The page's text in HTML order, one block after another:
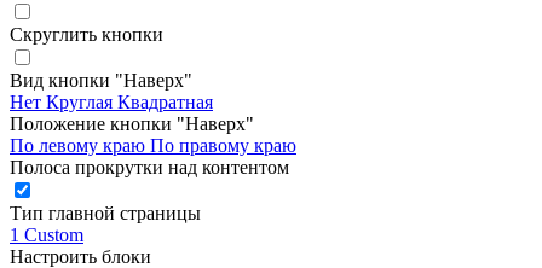
Скруглить кнопки
Вид кнопки "Наверх"
Нет Круглая Квадратная
Положение кнопки "Наверх"
По левому краю По правому краю
Полоса прокрутки над контентом
Тип главной страницы
1 Custom
Настроить блоки